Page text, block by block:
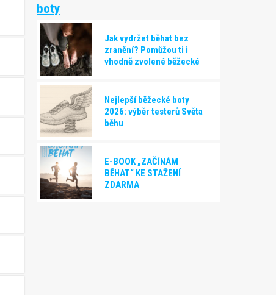
boty
Jak vydržet běhat bez
zranění? Pomůžou ti i
vhodně zvolené běžecké
Nejlepší běžecké boty
2026: výběr testerů Světa
běhu
E-BOOK „ZAČÍNÁM
BĚHAT“ KE STAŽENÍ
ZDARMA